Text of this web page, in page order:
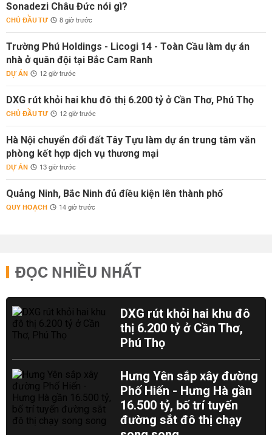
Sonadezi Châu Đức nói gì?
CHỦ ĐẦU TƯ 8 giờ trước
Trường Phú Holdings - Licogi 14 - Toàn Cầu làm dự án
nhà ở quân đội tại Bắc Cam Ranh
DỰ ÁN 12 giờ trước
DXG rút khỏi hai khu đô thị 6.200 tỷ ở Cần Thơ, Phú Thọ
CHỦ ĐẦU TƯ 12 giờ trước
Hà Nội chuyển đổi đất Tây Tựu làm dự án trung tâm văn
phòng kết hợp dịch vụ thương mại
DỰ ÁN 13 giờ trước
Quảng Ninh, Bắc Ninh đủ điều kiện lên thành phố
QUY HOẠCH 14 giờ trước
ĐỌC NHIỀU NHẤT
DXG rút khỏi hai khu đô
thị 6.200 tỷ ở Cần Thơ,
Phú Thọ
Hưng Yên sắp xây đường
Phố Hiến - Hưng Hà gần
16.500 tỷ, bố trí tuyến
đường sắt đô thị chạy